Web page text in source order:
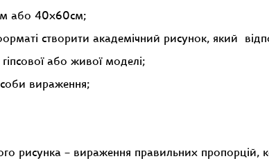
або 40х60см;
створити академічний рисунок, який
або живої моделі;
вираження;
рисунка – вираження правильних пропорцій,